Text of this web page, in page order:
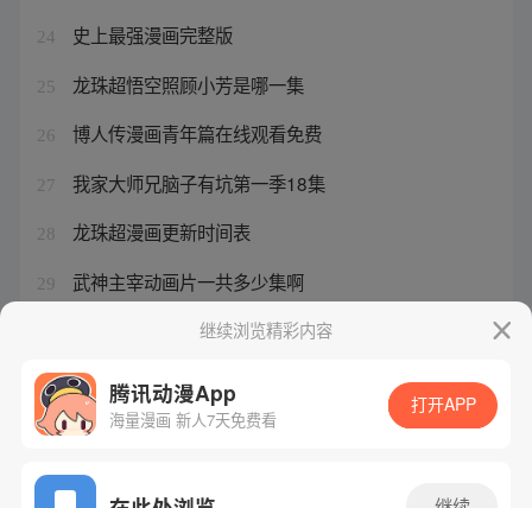
24 史上最强漫画完整版
25 龙珠超悟空照顾小芳是哪一集
26 博人传漫画青年篇在线观看免费
27 我家大师兄脑子有坑第一季18集
28 龙珠超漫画更新时间表
29 武神主宰动画片一共多少集啊
狐妖小红娘漫画篇章顺序是什么
继续浏览精彩内容
腾讯动漫App
海量漫画 新人7天免费看
打开APP
网站备案/许可证号：粤B2-20090059-5